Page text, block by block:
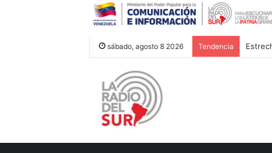
sábado, agosto 8 2026 Tendencia